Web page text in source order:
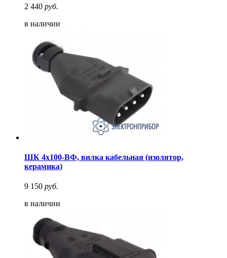
2 440 руб.
в наличии
ШК 4х100-ВФ, вилка кабельная (изолятор,
керамика)
9 150 руб.
в наличии